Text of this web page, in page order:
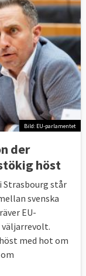
Bild: EU-parlamentet
der
höst
Strasbourg står
svenska
EU-
väljarrevolt.
med hot om